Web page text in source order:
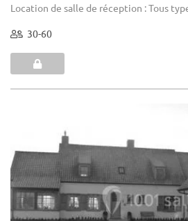
Location de salle de réception : Tous
30-60